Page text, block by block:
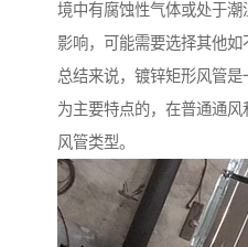
境中有腐蚀性气体或处于潮
影响，可能需要选择其他如
总结来说，镀锌矩形风管
为主要特点的，在普通通
风管类型。